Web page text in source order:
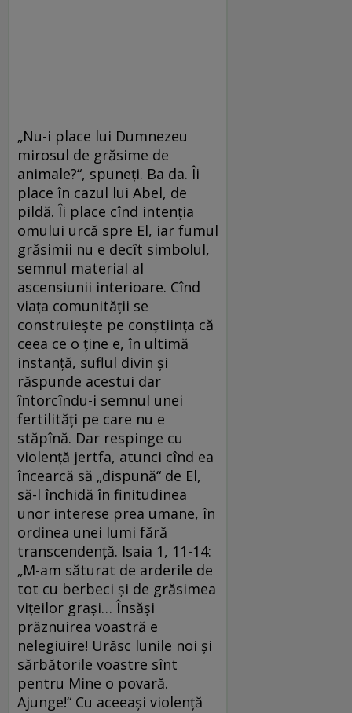
„Nu-i place lui Dumnezeu
mirosul de grăsime de
animale?“, spuneţi. Ba da. Îi
place în cazul lui Abel, de
pildă. Îi place cînd intenţia
omului urcă spre El, iar fumul
grăsimii nu e decît simbolul,
semnul material al
ascensiunii interioare. Cînd
viaţa comunităţii se
construieşte pe conştiinţa că
ceea ce o ţine e, în ultimă
instanţă, suflul divin şi
răspunde acestui dar
întorcîndu-i semnul unei
fertilităţi pe care nu e
stăpînă. Dar respinge cu
violenţă jertfa, atunci cînd ea
încearcă să „dispună“ de El,
să-l închidă în finitudinea
unor interese prea umane, în
ordinea unei lumi fără
transcendenţă. Isaia 1, 11-14:
„M-am săturat de arderile de
tot cu berbeci şi de grăsimea
viţeilor graşi… Însăşi
prăznuirea voastră e
nelegiuire! Urăsc lunile noi şi
sărbătorile voastre sînt
pentru Mine o povară.
Ajunge!“ Cu aceeaşi violenţă